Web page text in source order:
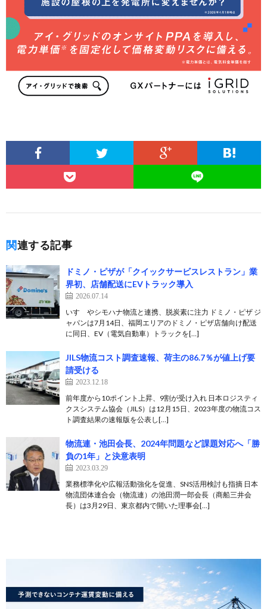
関連する記事
ドミノ・ピザが「クイックサービスレストラン」業
界初、店舗配送にEVトラック導入
2026.07.14
いすゞやシモハナ物流と連携、脱炭素に注力 ドミノ・ピザ ジ
ャパンは7月14日、福岡エリアのドミノ・ピザ店舗向け配送
に同日、EV（電気自動車）トラックを[…]
JILS物流コスト調査速報、荷主の86.7％が値上げ要
請受ける
2023.12.18
前年度から10ポイント上昇、9割が受け入れ 日本ロジスティ
クスシステム協会（JILS）は12月15日、2023年度の物流コス
ト調査結果の速報版を公表し[…]
物流連・池田会長、2024年問題など課題対応へ「勝
負の1年」と決意表明
2023.03.29
業務標準化や広報活動強化を促進、SNS活用検討も指摘 日本
物流団体連合会（物流連）の池田潤一郎会長（商船三井会
長）は3月29日、東京都内で開いた理事会[…]